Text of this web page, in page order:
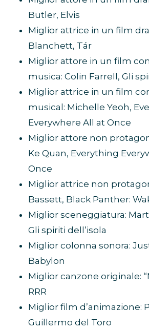
Butler, Elvis
Miglior attrice in un film
Blanchett, Tár
Miglior attore in un film
musica: Colin Farrell, Gli
Miglior attrice in un film
musical: Michelle Yeoh,
Everywhere All at Once
Miglior attore non
Ke Quan, Everything
Once
Miglior attrice non
Bassett, Black Panther:
Miglior sceneggiatura:
Gli spiriti dell’isola
Miglior colonna sonora:
Babylon
Miglior canzone originale:
RRR
Miglior film d’animazione:
Guillermo del Toro